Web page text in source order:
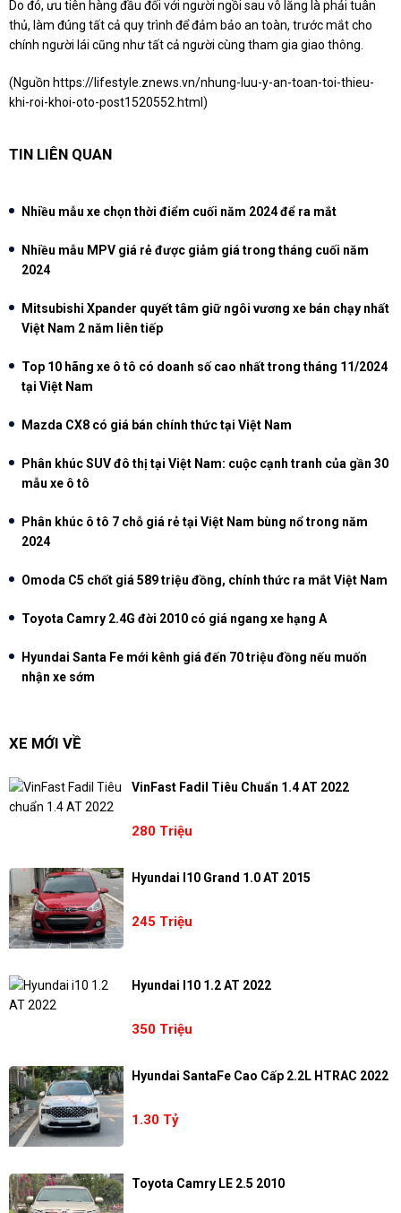
Do đó, ưu tiên hàng đầu đối với người ngồi sau vô lăng là phải tuân
thủ, làm đúng tất cả quy trình để đảm bảo an toàn, trước mắt cho
chính người lái cũng như tất cả người cùng tham gia giao thông.
(Nguồn https://lifestyle.znews.vn/nhung-luu-y-an-toan-toi-thieu-
khi-roi-khoi-oto-post1520552.html )
TIN LIÊN QUAN
Nhiều mẫu xe chọn thời điểm cuối năm 2024 để ra mắt
Nhiều mẫu MPV giá rẻ được giảm giá trong tháng cuối năm
2024
Mitsubishi Xpander quyết tâm giữ ngôi vương xe bán chạy nhất
Việt Nam 2 năm liên tiếp
Top 10 hãng xe ô tô có doanh số cao nhất trong tháng 11/2024
tại Việt Nam
Mazda CX8 có giá bán chính thức tại Việt Nam
Phân khúc SUV đô thị tại Việt Nam: cuộc cạnh tranh của gần 30
mẫu xe ô tô
Phân khúc ô tô 7 chỗ giá rẻ tại Việt Nam bùng nổ trong năm
2024
Omoda C5 chốt giá 589 triệu đồng, chính thức ra mắt Việt Nam
Toyota Camry 2.4G đời 2010 có giá ngang xe hạng A
Hyundai Santa Fe mới kênh giá đến 70 triệu đồng nếu muốn
nhận xe sớm
XE MỚI VỀ
VinFast Fadil Tiêu Chuẩn 1.4 AT 2022
280 Triệu
Hyundai I10 Grand 1.0 AT 2015
245 Triệu
Hyundai I10 1.2 AT 2022
350 Triệu
Hyundai SantaFe Cao Cấp 2.2L HTRAC 2022
1.30 Tỷ
Toyota Camry LE 2.5 2010